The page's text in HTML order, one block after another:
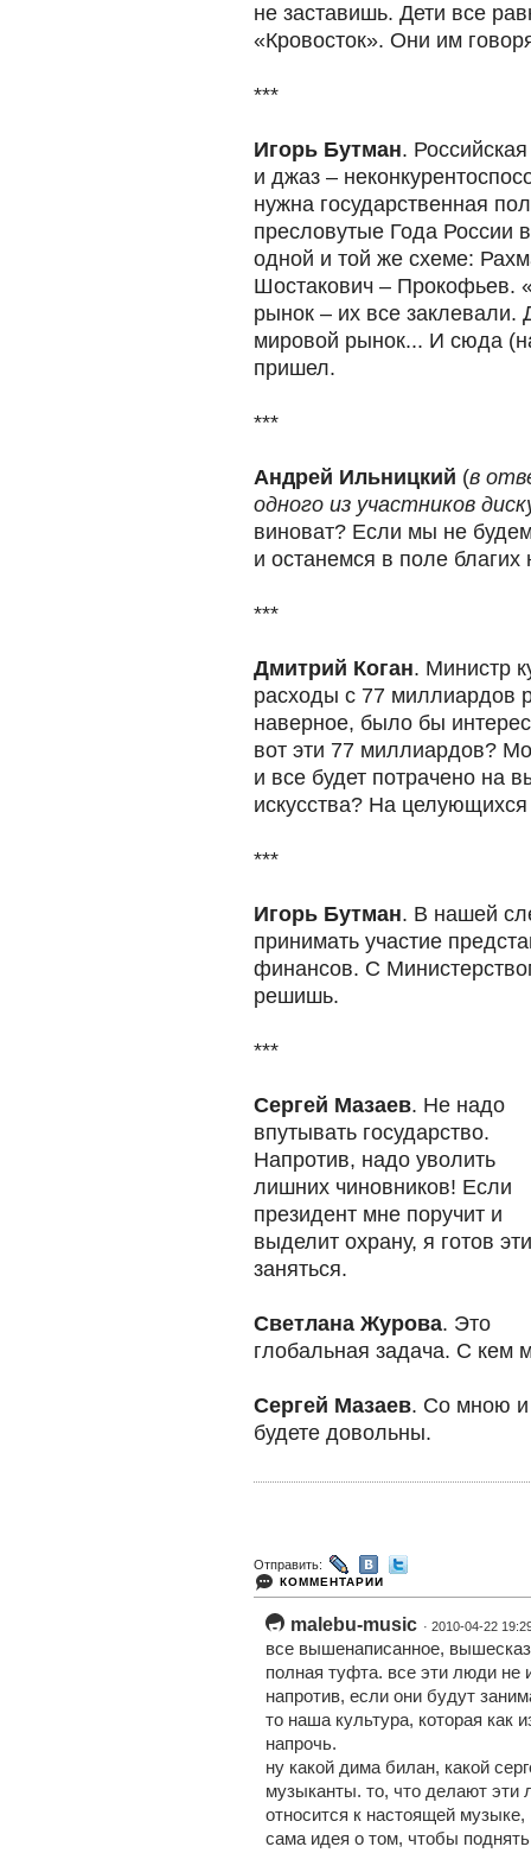
не заставишь. Дети все
«Кровосток». Они им
***
Игорь Бутман.
и джаз –
нужна государственная
пресловутые Года России
одной и той же схеме:
Шостакович – Прокофьев.
рынок – их все
мировой рынок... И сюда
пришел.
***
Андрей Ильницкий (в
одного из участников
виноват? Если мы не
и останемся в поле благих
***
Дмитрий Коган. Министр
расходы с 77 миллиардов
наверное, было бы
вот эти 77 миллиардов?
и все будет потрачено на
искусства? На
***
Игорь Бутман. В нашей
принимать участие
финансов. С
решишь.
***
Сергей Мазаев. Не надо
впутывать государство.
Напротив, надо уволить
лишних чиновников! Если
президент мне поручит и
выделит охрану, я готов
заняться.
Светлана Журова. Это
глобальная задача. С кем
Сергей Мазаев. Со мною
будете довольны.
Отправить:
КОММЕНТАРИИ
malebu-music · 2010-04-22
все вышенаписанное,
полная туфта. все эти люди не
напротив, если они будут
то наша культура, которая как
напрочь.
ну какой дима билан, какой
музыканты. то, что делают
относится к настоящей
сама идея о том, чтобы